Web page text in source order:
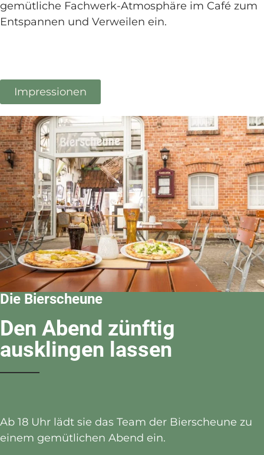
gemütliche Fachwerk-Atmosphäre im Café zum
Entspannen und Verweilen ein.
Impressionen
Die Bierscheune
Den Abend zünftig
ausklingen lassen
Ab 18 Uhr lädt sie das Team der Bierscheune zu
einem gemütlichen Abend ein.